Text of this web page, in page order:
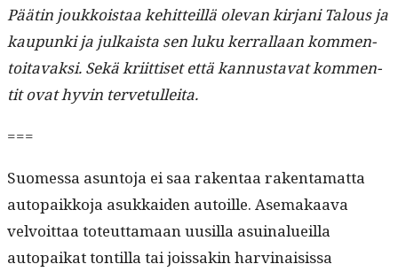
Päätin joukkois­taa kehit­teil­lä ole­van kir­jani Talous ja
kaupun­ki ja julka­ista sen luku ker­ral­laan kom­men­
toitavak­si. Sekä kri­it­tiset että kan­nus­ta­vat kom­men­
tit ovat hyvin tervetulleita.
===
Suomes­sa asun­to­ja ei saa rak­en­taa rak­en­ta­mat­ta
autopaikko­ja asukkaiden autoille. Ase­makaa­va
velvoit­taa toteut­ta­maan uusil­la asuinalueil­la
autopaikat ton­til­la tai jois­sakin harv­inai­sis­sa